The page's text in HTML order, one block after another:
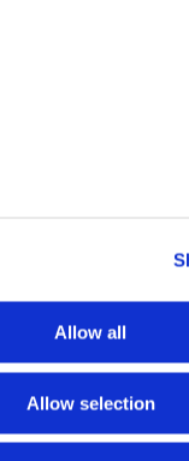
Allow all
Allow selection